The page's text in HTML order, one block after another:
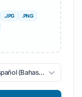
.JPG
.PNG
(Bahasa Sepanyol)